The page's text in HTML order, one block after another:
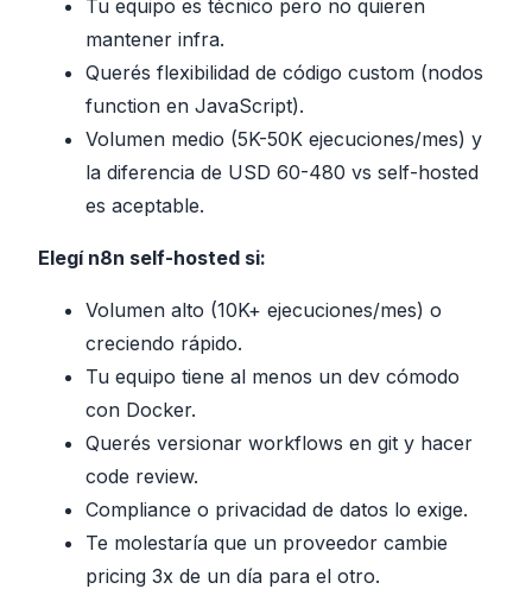
Tu equipo es técnico pero no quieren
mantener infra.
Querés flexibilidad de código custom (nodos
function en JavaScript).
Volumen medio (5K-50K ejecuciones/mes) y
la diferencia de USD 60-480 vs self-hosted
es aceptable.
Elegí n8n self-hosted si:
Volumen alto (10K+ ejecuciones/mes) o
creciendo rápido.
Tu equipo tiene al menos un dev cómodo
con Docker.
Querés versionar workflows en git y hacer
code review.
Compliance o privacidad de datos lo exige.
Te molestaría que un proveedor cambie
pricing 3x de un día para el otro.